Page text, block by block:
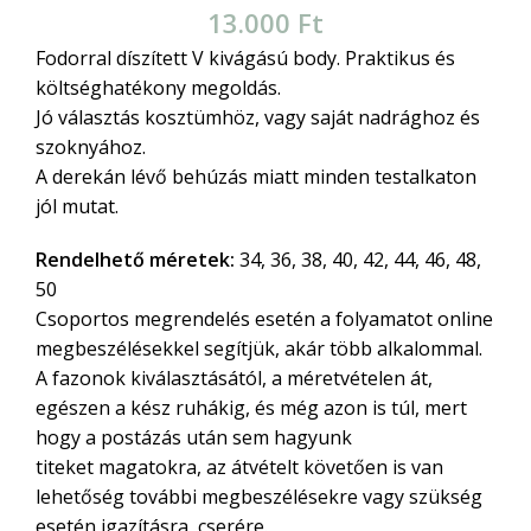
13.000 Ft
Fodorral díszített V kivágású body. Praktikus és
költséghatékony megoldás.
Jó választás kosztümhöz, vagy saját nadrághoz és
szoknyához.
A derekán lévő behúzás miatt minden testalkaton
jól mutat.
Rendelhető méretek: 34, 36, 38, 40, 42, 44, 46, 48,
50
Csoportos megrendelés esetén a folyamatot online
megbeszélésekkel segítjük, akár több alkalommal.
A fazonok kiválasztásától, a méretvételen át,
egészen a kész ruhákig, és még azon is túl, mert
hogy a postázás után sem hagyunk
titeket magatokra, az átvételt követően is van
lehetőség további megbeszélésekre vagy szükség